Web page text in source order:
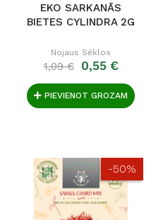
EKO SARKANĀS
BIETES CYLINDRA 2G
Nojaus Sėklos
1,09 € 0,55 €
PIEVIENOT GROZAM
-50%